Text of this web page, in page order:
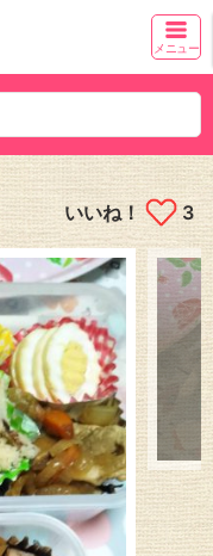
メニュー
いいね！ 3